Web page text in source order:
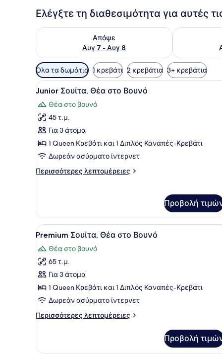
Ελέγξτε τη διαθεσιμότητα για αυτές
Απόψε
Αυγ 7 - Αυγ 8
Έλεγχος διαθεσιμότητας για απόψε Αυγ 7 - Αυγ 8
Έλεγχος
Διαθέσιμα
φίλτρα
για
δωμάτια
Όλα τα δωμάτια 1 κρεβάτι 2 κρεβάτια 3+ κρεβάτια
Προβολή
όλων
των
φωτογραφιών
για
Junior
Σουίτα,
Θέα
στο
Ένα υπνοδωμάτιο με ένα
9
Junior Σουίτα, Θέα στο Βουνό
Θέα στο βουνό
45 τ.μ.
Για 3 άτομα
1 Queen Κρεβάτι και 1 Διπλός Καναπές-Κρεβάτι
Δωρεάν ασύρματο ίντερνετ
Περισσότερες λεπτομέρειες
Περισσότερες
Θέα
στο
Βουνό
Προβολή
Προβολή
όλων
των
φωτογραφιών
για
Premium
Σουίτα,
Θέα
στο
Ένα άνετο δωμάτιο με έναν
10
Premium Σουίτα, Θέα στο Βουνό
Θέα στο βουνό
65 τ.μ.
Για 3 άτομα
1 Queen Κρεβάτι και 1 Διπλός Καναπές-Κρεβάτι
Δωρεάν ασύρματο ίντερνετ
Περισσότερες λεπτομέρειες
Περισσότερες
Σουίτα,
Προβολή